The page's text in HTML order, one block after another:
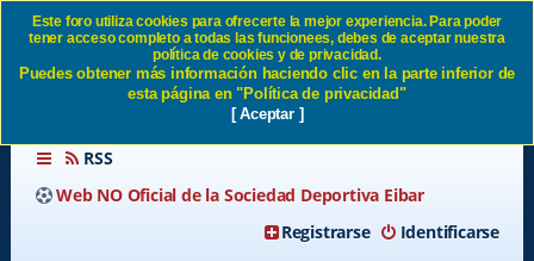
como se apunta a lo del
eibar? SD Eibar
RSS
Web NO Oficial de la Sociedad Deportiva Eibar
Identificarse
Registrarse
Este foro utiliza cookies para ofrecerte la mejor experiencia. Para poder
tener acceso completo a todas las funcionees, debes de aceptar nuestra
política de cookies y de privacidad.
Puedes obtener más información haciendo clic en la parte inferior de
esta página en "Política de privacidad"
[ Aceptar ]